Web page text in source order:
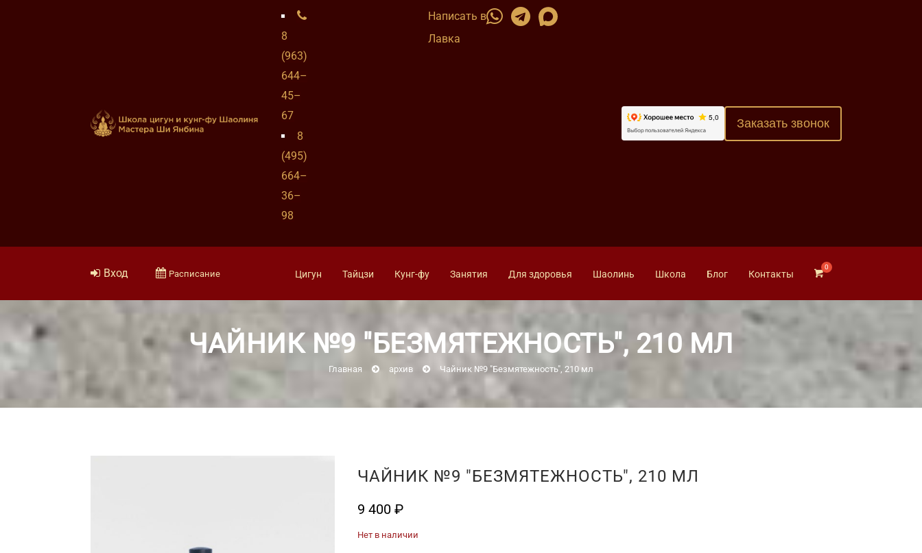
8
(963)
644–
45–
67
8
(495)
664–
36–
98
Написать в
Лавка
Заказать звонок
Вход Расписание Цигун Тайцзи Кунг-фу Занятия Для здоровья Шаолинь Школа Блог Контакты
ЧАЙНИК №9 "БЕЗМЯТЕЖНОСТЬ", 210 МЛ
Главная архив Чайник №9 "Безмятежность", 210 мл
ЧАЙНИК №9 "БЕЗМЯТЕЖНОСТЬ", 210 МЛ
9 400 ₽
Нет в наличии